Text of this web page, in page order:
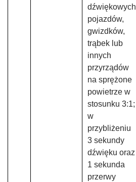
dźwiękowych
pojazdów,
gwizdków,
trąbek lub
innych
przyrządów
na sprężone
powietrze w
stosunku 3:1;
w
przybliżeniu
3 sekundy
dźwięku oraz
1 sekunda
przerwy